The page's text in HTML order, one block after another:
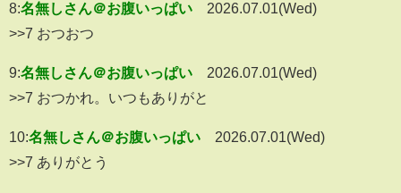
8:名無しさん＠お腹いっぱい
2026.07.01(Wed)
>>7 おつおつ
9:名無しさん＠お腹いっぱい
2026.07.01(Wed)
>>7 おつかれ。いつもありがと
10:名無しさん＠お腹いっぱい
2026.07.01(Wed)
>>7 ありがとう